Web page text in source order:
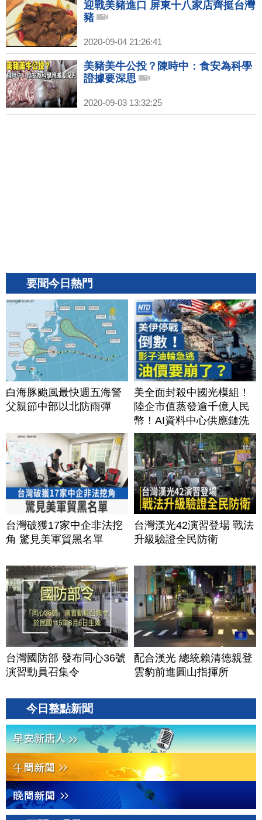
迎戰美豬進口 屏東十八家店齊挺台灣
豬
2020-09-04 21:26:41
美豬美牛公投？陳時中：食安為科學
證據要深思
2020-09-03 13:32:25
要聞今日熱門
白海豚颱風最快週五海警
父親節中部以北防雨彈
美全面封殺中國光模組！
陸企市值蒸發逾千億人民
幣！AI資料中心供應鏈洗
牌？台灣喜迎轉單！成關
鍵樞紐？｜#財經新聞
│20260805 (三)
台灣破獲17家中企非法挖
角 驚見美軍貿黑名單
台灣漢光42演習登場 戰法
升級驗證全民防衛
台灣國防部 發布同心36號
演習動員召集令
配合漢光 總統賴清德親登
雲豹前進圓山指揮所
今日整點新聞